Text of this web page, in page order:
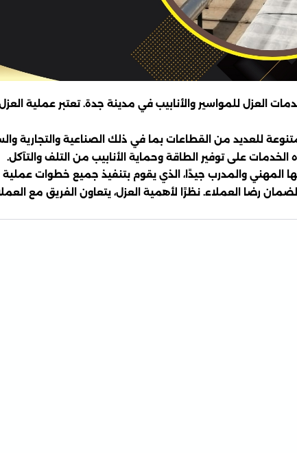
للمواسير والأنابيب في مدينة جدة. تعتبر عملية
للعديد من القطاعات بما في ذلك الصناعية والتجارية
على توفير الطاقة وحماية الأنابيب من التلف والتآكل.
والمدرب جيدًا، الذي يقوم بتنفيذ جميع خطوات عملية
رضا العملاء. نظرًا لأهمية العزل، يتعاون الفريق مع